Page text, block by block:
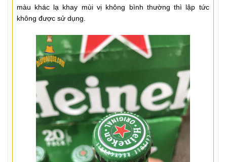
màu khác lạ khay mùi vị không bình thường thì lập tức
không được sử dụng.